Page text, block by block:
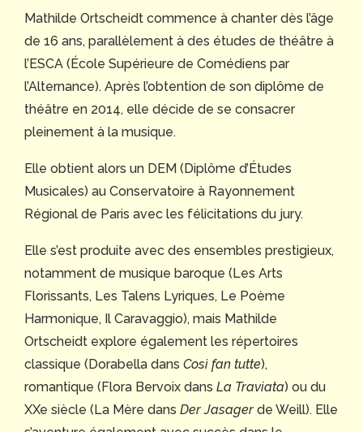
Mathilde Ortscheidt commence à chanter dès l’âge
de 16 ans, parallèlement à des études de théâtre à
l’ESCA (École Supérieure de Comédiens par
l’Alternance). Après l’obtention de son diplôme de
théâtre en 2014, elle décide de se consacrer
pleinement à la musique.
Elle obtient alors un DEM (Diplôme d’Études
Musicales) au Conservatoire à Rayonnement
Régional de Paris avec les félicitations du jury.
Elle s’est produite avec des ensembles prestigieux,
notamment de musique baroque (Les Arts
Florissants, Les Talens Lyriques, Le Poème
Harmonique, Il Caravaggio), mais Mathilde
Ortscheidt explore également les répertoires
classique (Dorabella dans Così fan tutte),
romantique (Flora Bervoix dans La Traviata) ou du
XXe siècle (La Mère dans Der Jasager de Weill). Elle